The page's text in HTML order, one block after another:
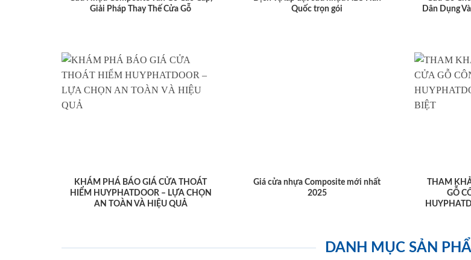
Giải Pháp Thay Thế Cửa Gỗ
Quốc trọn gói
Dân Dụng
KHÁM PHÁ BÁO GIÁ CỬA THOÁT
HIỂM HUYPHATDOOR – LỰA CHỌN
AN TOÀN VÀ HIỆU QUẢ
Giá cửa nhựa Composite mới nhất
2025
THAM
GỖ
DANH MỤC SẢN